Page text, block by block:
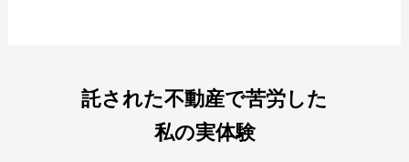
託された不動産で苦労した
私の実体験